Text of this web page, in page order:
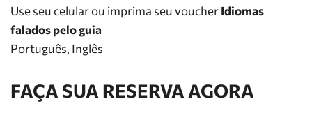
Use seu celular ou imprima seu voucherIdiomas
falados pelo guia
Português, Inglês
FAÇA SUA RESERVA AGORA